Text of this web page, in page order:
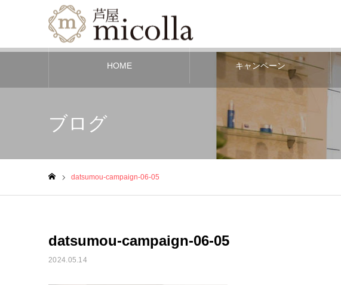
HOME キャンペーン
ブログ
datsumou-campaign-06-05
datsumou-campaign-06-05
2024.05.14